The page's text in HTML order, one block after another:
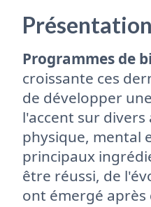
Présentation
Programmes de
croissante ces
de développer
l'accent sur
physique, mental
principaux
être réussi, de
ont émergé après